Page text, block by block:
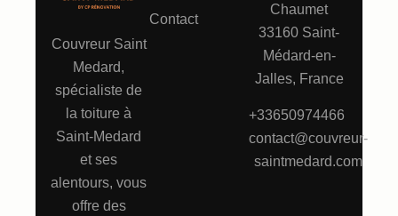
Couvreur Saint
Medard,
spécialiste de
la toiture à
Saint-Medard
et ses
alentours, vous
offre des
Contact
Chaumet
33160 Saint-
Médard-en-
Jalles, France
+33650974466
contact@couvreur-
saintmedard.com